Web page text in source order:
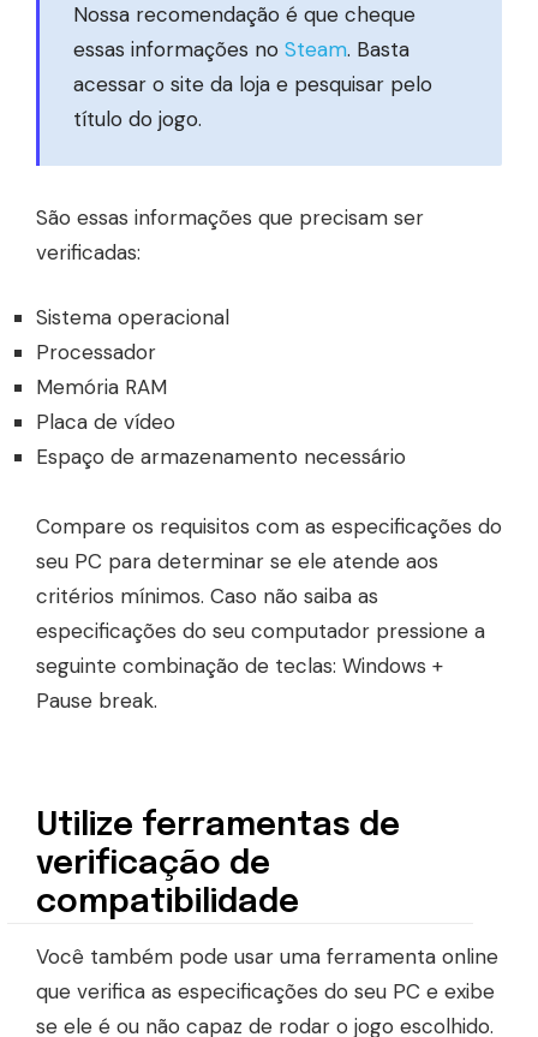
Nossa recomendação é que cheque
essas informações no Steam. Basta
acessar o site da loja e pesquisar pelo
título do jogo.
São essas informações que precisam ser
verificadas:
Sistema operacional
Processador
Memória RAM
Placa de vídeo
Espaço de armazenamento necessário
Compare os requisitos com as especificações do
seu PC para determinar se ele atende aos
critérios mínimos. Caso não saiba as
especificações do seu computador pressione a
seguinte combinação de teclas: Windows +
Pause break.
Utilize ferramentas de
verificação de
compatibilidade
Você também pode usar uma ferramenta online
que verifica as especificações do seu PC e exibe
se ele é ou não capaz de rodar o jogo escolhido.